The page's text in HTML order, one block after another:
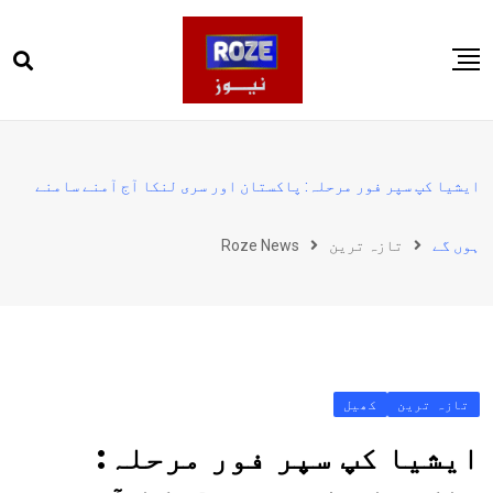
to
پاکستان
کھیل
ایشیا کپ سپر فور مرحلہ: پاکستان اور سری لنکا آج آمنے سامنے
ہوں گے تازہ ترین Roze News
تازہ ترین کھیل
ایشیا کپ سپر فور مرحلہ: